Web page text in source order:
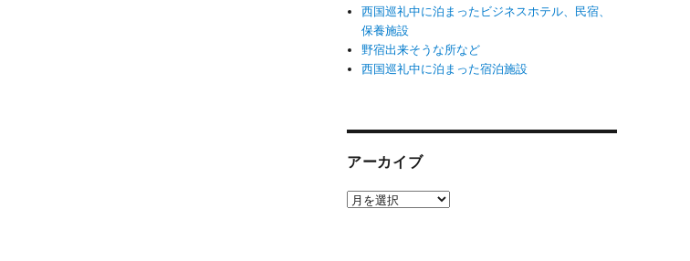
西国巡礼中に泊まったビジネスホテル、民宿、
保養施設
野宿出来そうな所など
西国巡礼中に泊まった宿泊施設
アーカイブ
ア